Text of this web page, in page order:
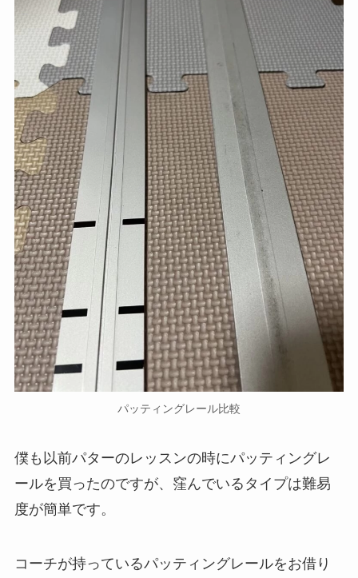
パッティングレール比較
僕も以前パターのレッスンの時にパッティングレ
ールを買ったのですが、窪んでいるタイプは難易
度が簡単です。
コーチが持っているパッティングレールをお借り